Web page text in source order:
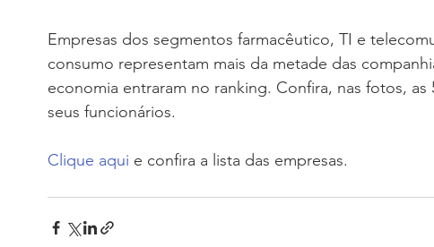
Empresas dos segmentos farmacêutico, TI e
consumo representam mais da metade das
economia entraram no ranking. Confira, nas fotos, as
seus funcionários.
Clique aqui e confira a lista das empresas.